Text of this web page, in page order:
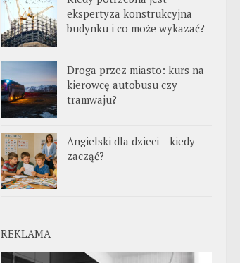
ekspertyza konstrukcyjna
budynku i co może wykazać?
Droga przez miasto: kurs na
kierowcę autobusu czy
tramwaju?
Angielski dla dzieci – kiedy
zacząć?
REKLAMA